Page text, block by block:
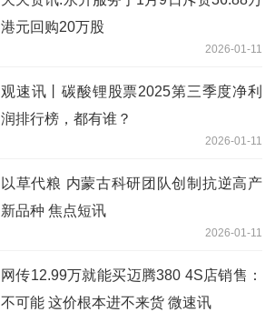
港元回购20万股
2026-01-11
观速讯丨碳酸锂股票2025第三季度净利
润排行榜，都有谁？
2026-01-11
以草代粮 内蒙古科研团队创制抗逆高产
新品种 焦点短讯
2026-01-11
网传12.99万就能买迈腾380 4S店销售：
不可能 这价根本进不来货 微速讯